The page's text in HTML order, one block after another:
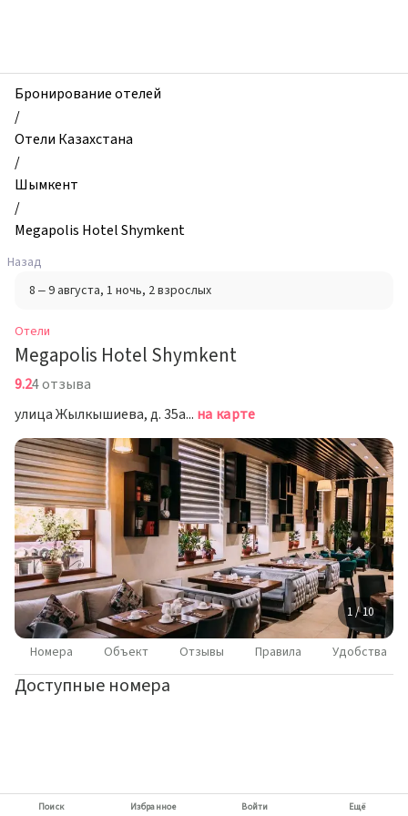
Megapolis
Hotel
Shymkent,
Шымкент,
Казахстан
Бронирование отелей
/
Отели Казахстана
/
Шымкент
/
Megapolis Hotel Shymkent
Назад
8 – 9 августа, 1 ночь, 2 взрослых
Отели
Megapolis Hotel Shymkent
9.24 отзыва
улица Жылкышиева, д. 35а, Шымкент на карте
1 / 10
Номера Объект Отзывы Правила Удобства
Доступные номера
Поиск Избранное Войти Ещё